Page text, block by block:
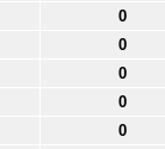
0
0
0
0
0